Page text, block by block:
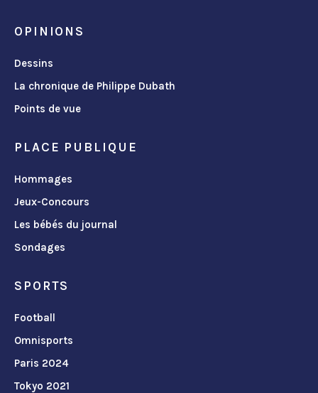
OPINIONS
Dessins
La chronique de Philippe Dubath
Points de vue
PLACE PUBLIQUE
Hommages
Jeux-Concours
Les bébés du journal
Sondages
SPORTS
Football
Omnisports
Paris 2024
Tokyo 2021